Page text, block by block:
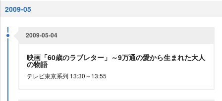
2009-05
2009-05-04
映画「60歳のラブレター」～9万通の愛から生まれた大人
の物語
テレビ東京系列 13:30～13:55